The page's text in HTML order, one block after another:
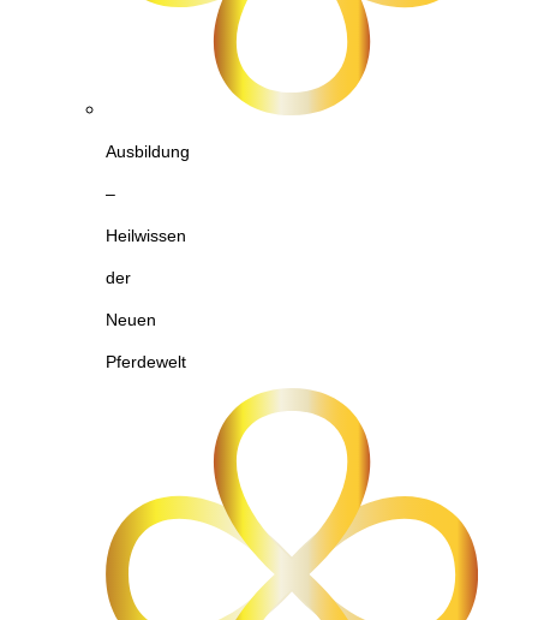
Ausbildung
–
Heilwissen
der
Neuen
Pferdewelt